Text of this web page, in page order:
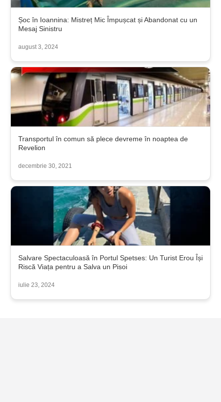
Șoc în Ioannina: Mistreț Mic Împușcat și Abandonat cu un
Mesaj Sinistru
august 3, 2024
Transportul în comun să plece devreme în noaptea de
Revelion
decembrie 30, 2021
Salvare Spectaculoasă în Portul Spetses: Un Turist Erou Își
Riscă Viața pentru a Salva un Pisoi
iulie 23, 2024